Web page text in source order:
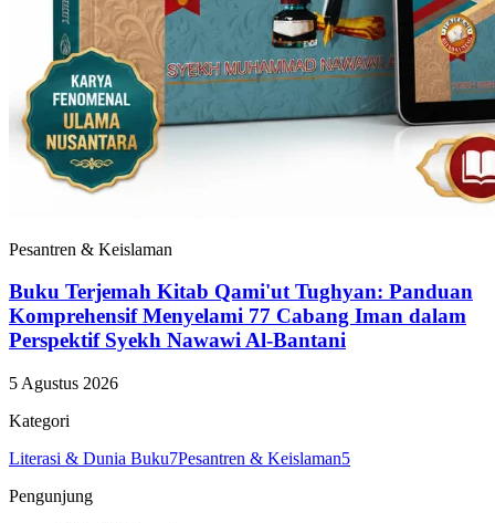
Pesantren & Keislaman
Buku Terjemah Kitab Qami'ut Tughyan: Panduan
Komprehensif Menyelami 77 Cabang Iman dalam
Perspektif Syekh Nawawi Al-Bantani
5 Agustus 2026
Kategori
Literasi & Dunia Buku7Pesantren & Keislaman5
Pengunjung